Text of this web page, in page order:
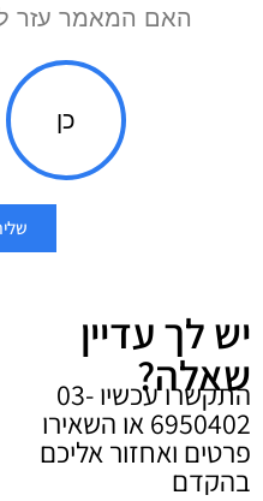
האם המאמר עזר
כן
יש לך עדיין
שאלה? התקשרו עכשיו 03-
6950402 או השאירו
פרטים ואחזור אליכם
בהקדם